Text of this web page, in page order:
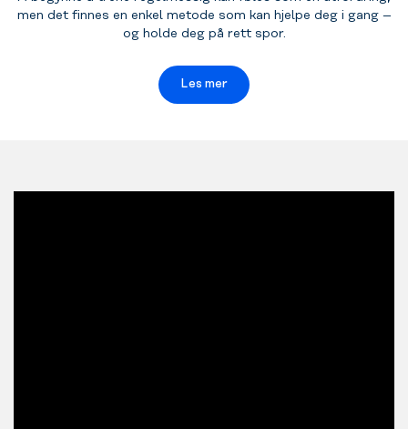
men det finnes en enkel metode som kan hjelpe deg i gang –
og holde deg på rett spor.
Les mer